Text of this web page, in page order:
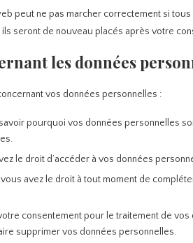
peut ne pas marcher correctement si
ils seront de nouveau placés après votre
les données
vos données personnelles :
pourquoi vos données personnelles
le droit d’accéder à vos données
avez le droit à tout moment de
consentement pour le traitement de
supprimer vos données personnelles.